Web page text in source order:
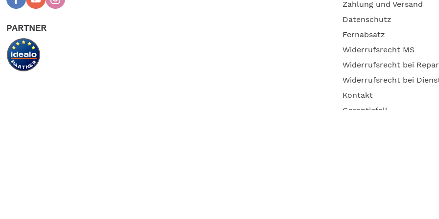
Bremsen: Scheibenbremsen hydraulisch
Bereifung: Schwalbe 54-406 Ballonreifen
Griffe: Ergonomische Griffe
PARTNER
Zahlung und Versand
Datenschutz
Fernabsatz
Widerrufsrecht MS
Widerrufsrecht bei
Widerrufsrecht bei
Kontakt
Garantiefall